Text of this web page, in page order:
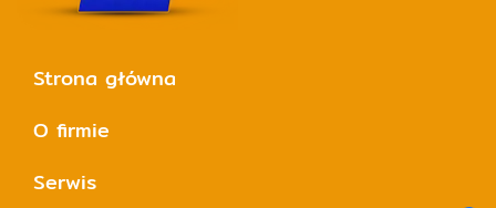
Strona główna
O firmie
Serwis